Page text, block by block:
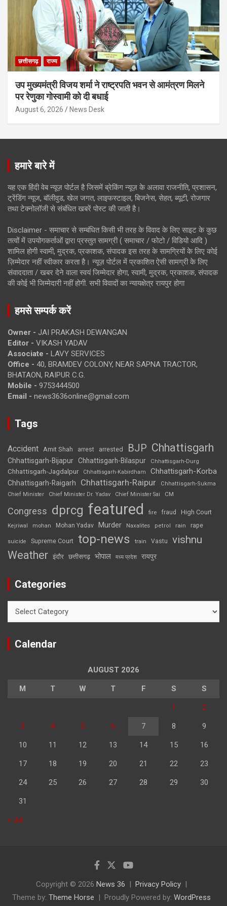
छत्तीसगढ़ राज्य
उप मुख्यमंत्री विजय शर्मा ने राष्ट्रपति भवन से आमंत्रण मिलने
पर रेणुका गोस्वामी को दी बधाई
August 6, 2026 News Desk
हमारे बारे में
यह एक हिंदी वेब न्यूज़ पोर्टल है जिसमें ब्रेकिंग न्यूज़ के अलावा राजनीति, प्रशासन,
ट्रेंडिंग न्यूज, बॉलीवुड, खेल जगत, लाइफस्टाइल, बिजनेस, सेहत, ब्यूटी, रोजगार
तथा टेक्नोलॉजी से संबंधित खबरें पोस्ट की जाती है।
Disclaimer - समाचार से सम्बंधित किसी भी तरह के विवाद के लिए साइट के कुछ
तत्वों में उपयोगकर्ताओं द्वारा प्रस्तुत सामग्री ( समाचार / फोटो / विडियो आदि )
शामिल होगी स्वामी, मुद्रक, प्रकाशक, संपादक इस तरह के सामग्रियों के लिए कोई
ज़िम्मेदार नहीं स्वीकार करता है। न्यूज़ पोर्टल में प्रकाशित ऐसी सामग्री के लिए
संवाददाता / खबर देने वाला स्वयं जिम्मेदार होगा, स्वामी, मुद्रक, प्रकाशक, संपादक
की कोई भी जिम्मेदारी नहीं होगी. सभी विवादों का न्यायक्षेत्र रायपुर होगा
हमसे सम्पर्क करें
Owner - JAI PRAKASH DEWANGAN
Editor - VIKASH YADAV
Associate - LAVY SERVICES
Office - 40, BRAMDEV COLONY, NEAR SAPNA TRACTOR,
BHATAON, RAIPUR C.G.
Mobile - 9753444500
Email - news3636online@gmail.com
Tags
Accident Amit Shah arrest arrested BJP Chhattisgarh
Chhattisgarh-Bijapur Chhattisgarh-Bilaspur Chhattisgarh-Durg
Chhattisgarh-Jagdalpur Chhattisgarh-Kabirdham Chhattisgarh-Korba
Chhattisgarh-Raigarh Chhattisgarh-Raipur
Chhattisgarh-Sukma
Chief Minister
Chief Minister Dr. Yadav Chief Minister Sai CM
Congress dprcg featured fire fraud High Court
Kejriwal mohan Mohan Yadav Murder Naxalites petrol rain rape
suicide Supreme Court top-news train Vastu vishnu
Weather इंदौर छत्तीसगढ़ भोपाल मध्य प्रदेश रायपुर
Categories
Calendar
AUGUST 2026
M T W T F S S
1 2
3 4 5 6 7 8 9
10 11 12 13 14 15 16
17 18 19 20 21 22 23
24 25 26 27 28 29 30
31
« Jul
Copyright © 2026 News 36
Privacy Policy
Theme by: Theme Horse Proudly Powered by: WordPress